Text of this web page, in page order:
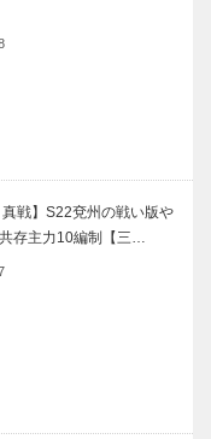
真戦】S22兗州の戦い版や
存主力10編制【三…